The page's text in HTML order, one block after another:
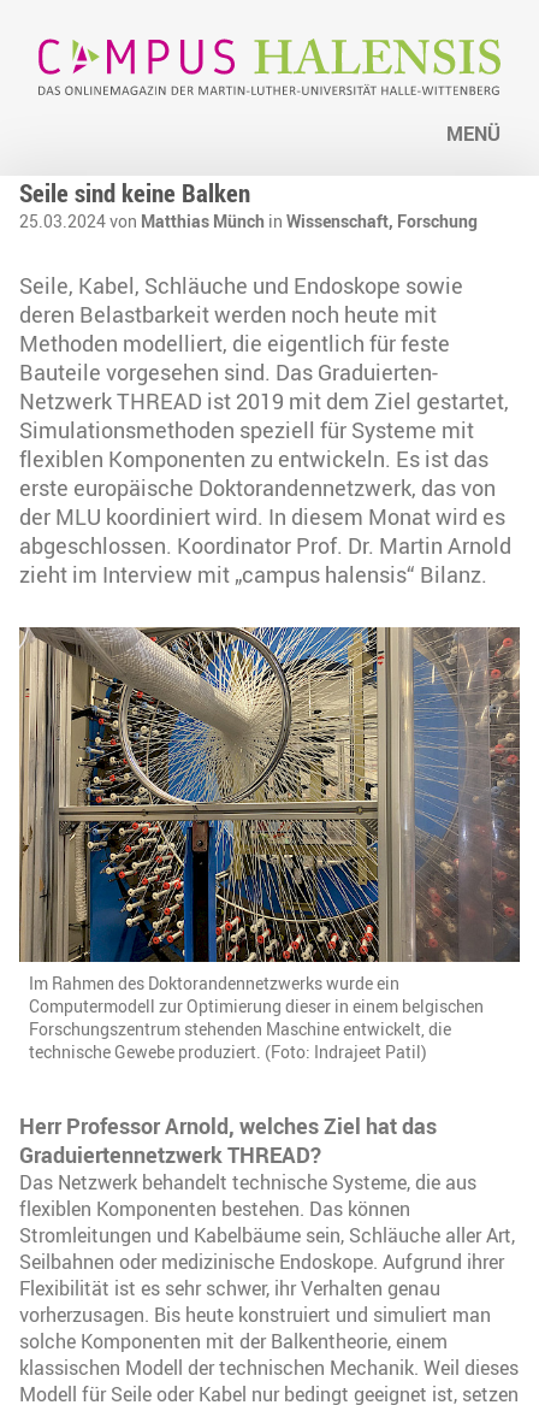
MENÜ
Seile sind keine Balken
25.03.2024 von Matthias Münch in Wissenschaft, Forschung
Seile, Kabel, Schläuche und Endoskope sowie
deren Belastbarkeit werden noch heute mit
Methoden modelliert, die eigentlich für feste
Bauteile vorgesehen sind. Das Graduierten-
Netzwerk THREAD ist 2019 mit dem Ziel gestartet,
Simulationsmethoden speziell für Systeme mit
flexiblen Komponenten zu entwickeln. Es ist das
erste europäische Doktorandennetzwerk, das von
der MLU koordiniert wird. In diesem Monat wird es
abgeschlossen. Koordinator Prof. Dr. Martin Arnold
zieht im Interview mit „campus halensis“ Bilanz.
Im Rahmen des Doktorandennetzwerks wurde ein
Computermodell zur Optimierung dieser in einem belgischen
Forschungszentrum stehenden Maschine entwickelt, die
technische Gewebe produziert. (Foto: Indrajeet Patil)
Herr Professor Arnold, welches Ziel hat das
Graduiertennetzwerk THREAD?
Das Netzwerk behandelt technische Systeme, die aus
flexiblen Komponenten bestehen. Das können
Stromleitungen und Kabelbäume sein, Schläuche aller Art,
Seilbahnen oder medizinische Endoskope. Aufgrund ihrer
Flexibilität ist es sehr schwer, ihr Verhalten genau
vorherzusagen. Bis heute konstruiert und simuliert man
solche Komponenten mit der Balkentheorie, einem
klassischen Modell der technischen Mechanik. Weil dieses
Modell für Seile oder Kabel nur bedingt geeignet ist, setzen